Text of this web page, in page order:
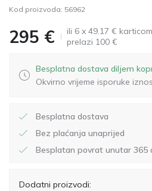
Kod proizvoda: 56962
295 €
ili 6 x 49.17 €
prelazi 100 €
Besplatna dostava diljem
Okvirno vrijeme isporuke
Besplatna dostava
Bez plaćanja unaprijed
Besplatan povrat unutar 365
Dodatni proizvodi: